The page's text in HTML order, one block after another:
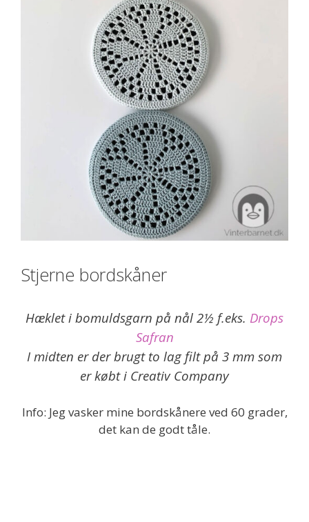
Stjerne bordskåner
Hæklet i bomuldsgarn på nål 2½ f.eks. Drops
Safran
I midten er der brugt to lag filt på 3 mm som
er købt i Creativ Company
Info: Jeg vasker mine bordskånere ved 60 grader,
det kan de godt tåle.